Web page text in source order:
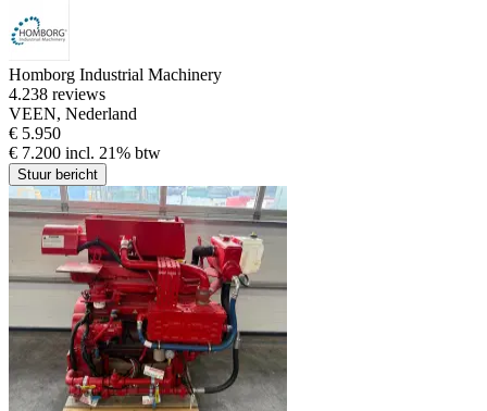
Homborg Industrial Machinery
4.238 reviews
VEEN, Nederland
€ 5.950
€ 7.200 incl. 21% btw
Stuur bericht